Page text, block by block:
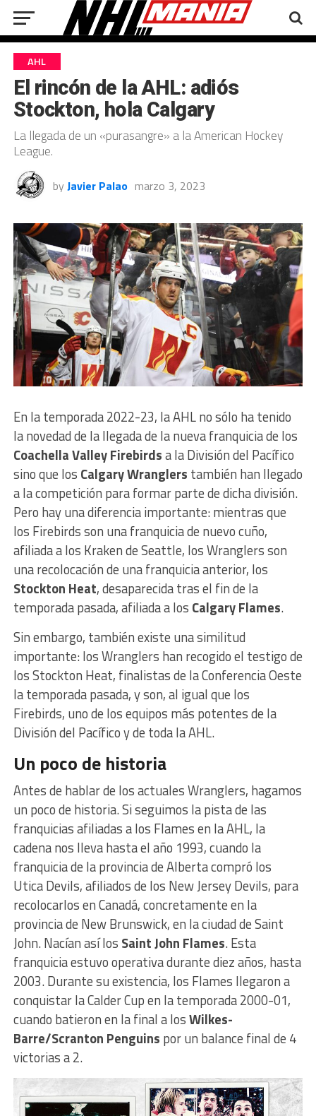
AHL
El rincón de la AHL: adiós
Stockton, hola Calgary
La llegada de un «purasangre» a la American Hockey
League.
by Javier Palao marzo 3, 2023
En la temporada 2022-23, la AHL no sólo ha tenido
la novedad de la llegada de la nueva franquicia de los
Coachella Valley Firebirdsa la División del Pacífico
sino que los Calgary Wranglers también han llegado
a la competición para formar parte de dicha división.
Pero hay una diferencia importante: mientras que
los Firebirds son una franquicia de nuevo cuño,
afiliada a los Kraken de Seattle, los Wranglers son
una recolocación de una franquicia anterior, los
Stockton Heat, desaparecida tras el fin de la
temporada pasada, afiliada a los Calgary Flames.
Sin embargo, también existe una similitud
importante: los Wranglers han recogido el testigo de
los Stockton Heat, finalistas de la Conferencia Oeste
la temporada pasada, y son, al igual que los
Firebirds, uno de los equipos más potentes de la
División del Pacífico y de toda la AHL.
Un poco de historia
Antes de hablar de los actuales Wranglers, hagamos
un poco de historia. Si seguimos la pista de las
franquicias afiliadas a los Flames en la AHL, la
cadena nos lleva hasta el año 1993, cuando la
franquicia de la provincia de Alberta compró los
Utica Devils, afiliados de los New Jersey Devils, para
recolocarlos en Canadá, concretamente en la
provincia de New Brunswick, en la ciudad de Saint
John. Nacían así los Saint John Flames. Esta
franquicia estuvo operativa durante diez años, hasta
2003. Durante su existencia, los Flames llegaron a
conquistar la Calder Cup en la temporada 2000-01,
cuando batieron en la final a losWilkes-
Barre/Scranton Penguins por un balance final de 4
victorias a 2.